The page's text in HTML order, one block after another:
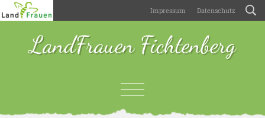
Impressum Datenschutz
LandFrauen Fichtenberg